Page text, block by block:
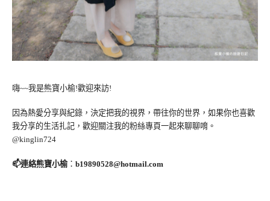
嗨~~我是熊寶小榆!歡迎來訪!
因為熱愛分享與紀錄，決定把我的視界，帶往你的世界，如果你也喜歡
我分享的生活扎記，歡迎關注我的粉絲專頁一起來聊聊唷。
@kinglin724
📫連絡熊寶小榆： b19890528@hotmail.com